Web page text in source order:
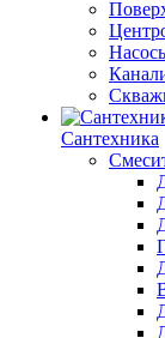
Сантехника